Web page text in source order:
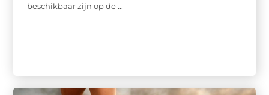
beschikbaar zijn op de ...